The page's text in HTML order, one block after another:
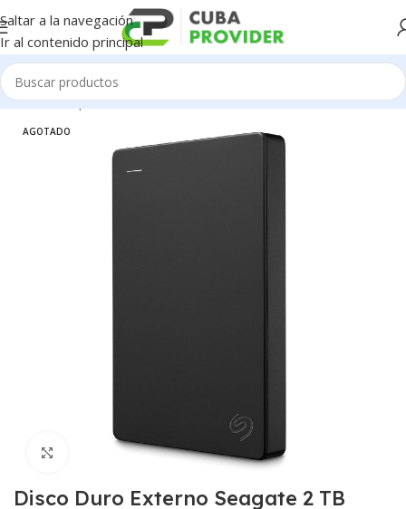
Saltar a la navegación
Ir al contenido principal
Inicio/Componentes de PC/Disco Duro
AGOTADO
Click para agrandar
Disco Duro Externo Seagate 2 TB